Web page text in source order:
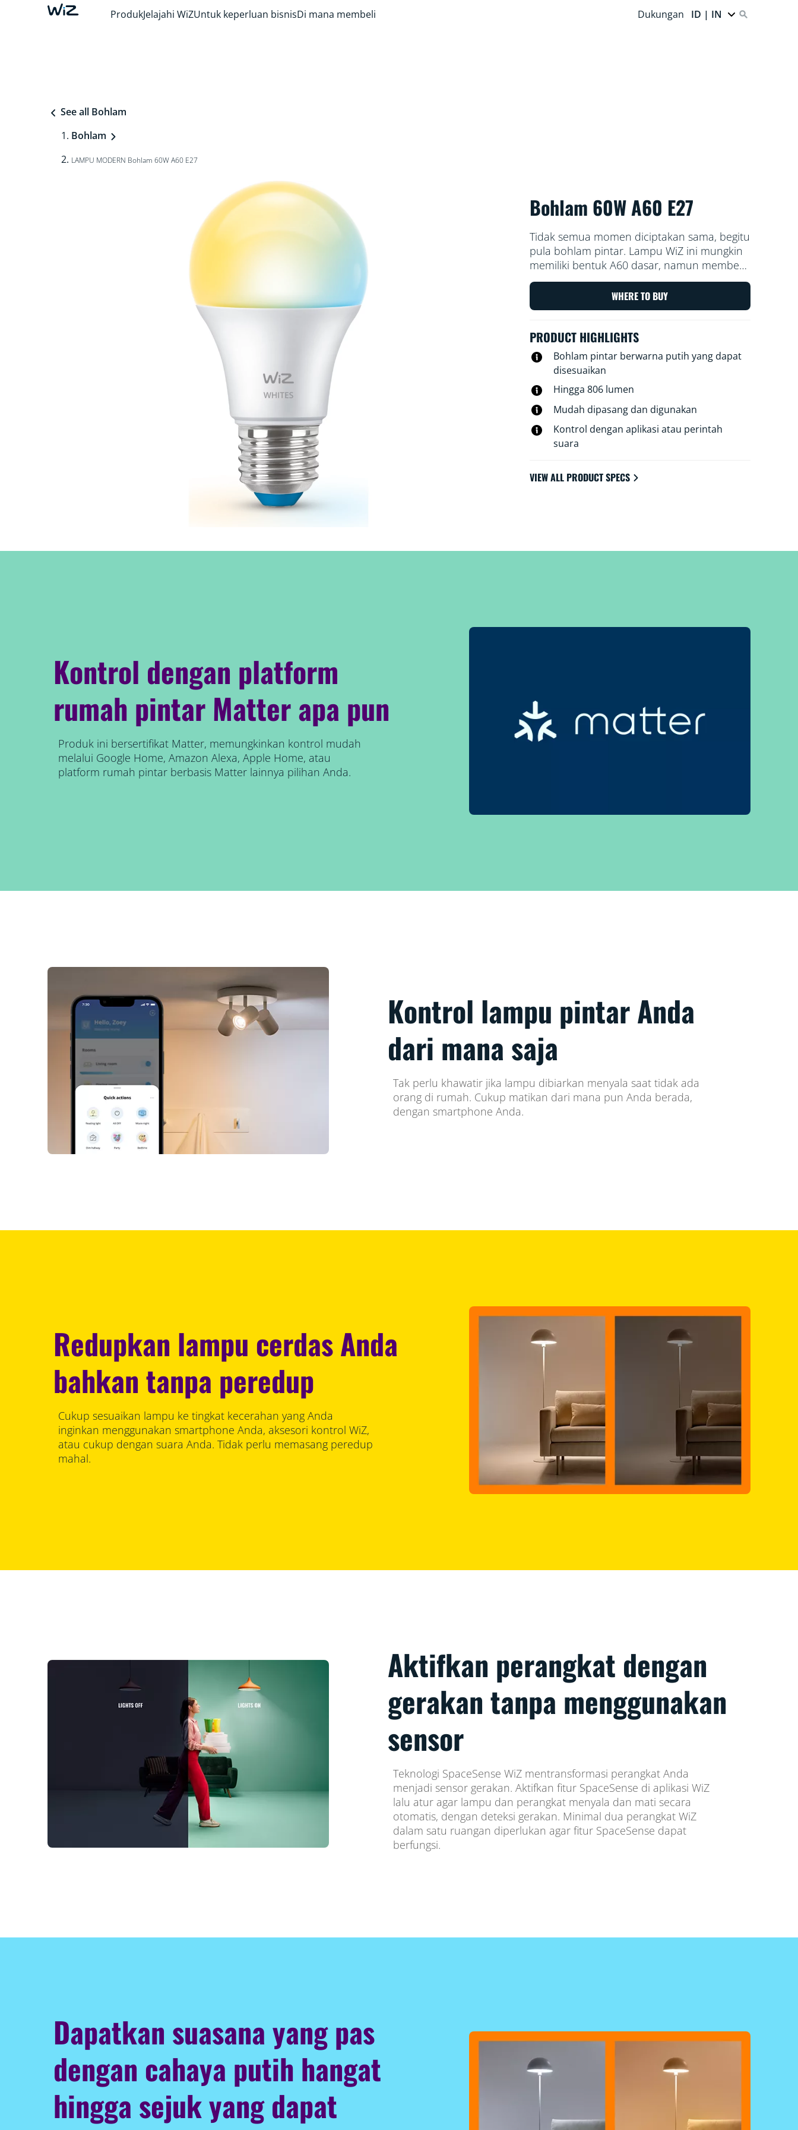
ProdukJelajahi WiZUntuk keperluan bisnisDi mana membeli Dukungan ID | IN
See all Bohlam
Bohlam
LAMPU MODERN Bohlam 60W A60 E27
Bohlam 60W A60 E27
Tidak semua momen diciptakan sama, begitu
pula bohlam pintar. Lampu WiZ ini mungkin
memiliki bentuk A60 dasar, namun memberi
Anda sesuatu yang benar-benar istimewa:
lampu LED putih yang dapat disesuaikan
untuk semua kebutuhan dan suasana hati
perlu fokus, atau cahaya nyaman saat Anda
ingin bersantai—apa pun yang cocok untuk
Anda guna menjalani kehidupan terbaik dan
dapat dikontrol menggunakan aplikasi WiZ,
remote WiZ, atau suara Anda.
WHERE TO BUY
PRODUCT HIGHLIGHTS
Bohlam pintar berwarna putih yang dapat
disesuaikan
Hingga 806 lumen
Mudah dipasang dan digunakan
Kontrol dengan aplikasi atau perintah
suara
VIEW ALL PRODUCT SPECS
Kontrol dengan platform
rumah pintar Matter apa pun
Produk ini bersertifikat Matter, memungkinkan kontrol mudah
melalui Google Home, Amazon Alexa, Apple Home, atau
platform rumah pintar berbasis Matter lainnya pilihan Anda.
Kontrol lampu pintar Anda
dari mana saja
Tak perlu khawatir jika lampu dibiarkan menyala saat tidak ada
orang di rumah. Cukup matikan dari mana pun Anda berada,
dengan smartphone Anda.
Redupkan lampu cerdas Anda
bahkan tanpa peredup
Cukup sesuaikan lampu ke tingkat kecerahan yang Anda
inginkan menggunakan smartphone Anda, aksesori kontrol WiZ,
atau cukup dengan suara Anda. Tidak perlu memasang peredup
mahal.
Aktifkan perangkat dengan
gerakan tanpa menggunakan
sensor
Teknologi SpaceSense WiZ mentransformasi perangkat Anda
menjadi sensor gerakan. Aktifkan fitur SpaceSense di aplikasi WiZ
lalu atur agar lampu dan perangkat menyala dan mati secara
otomatis, dengan deteksi gerakan. Minimal dua perangkat WiZ
dalam satu ruangan diperlukan agar fitur SpaceSense dapat
berfungsi.
Dapatkan suasana yang pas
dengan cahaya putih hangat
hingga sejuk yang dapat